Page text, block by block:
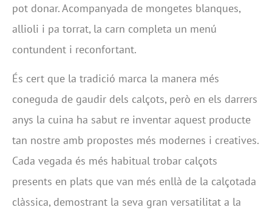
pot donar. Acompanyada de mongetes blanques,
allioli i pa torrat, la carn completa un menú
contundent i reconfortant.
És cert que la tradició marca la manera més
coneguda de gaudir dels calçots, però en els darrers
anys la cuina ha sabut re inventar aquest producte
tan nostre amb propostes més modernes i creatives.
Cada vegada és més habitual trobar calçots
presents en plats que van més enllà de la calçotada
clàssica, demostrant la seva gran versatilitat a la